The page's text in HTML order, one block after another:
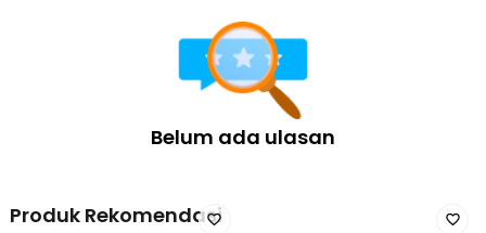
1 x TaffGUARD Kotak Perkakas Jinjing Storage Tool Box Bag with
Belum ada ulasan
Produk Rekomendasi